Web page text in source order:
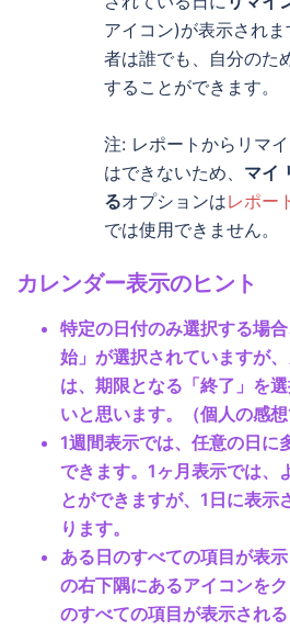
アイコン)が表示され
者は誰でも、自分のた
することができます。
注: レポートからリマ
はできないため、 マイ
るオプションはレポー
では使用できません。
カレンダー表示のヒント
特定の日付のみ選択する場
始」が選択されていますが
は、期限となる「終了」を
いと思います。（個人の感想
1週間表示では、任意の日に
できます。1ヶ月表示では、
とができますが、1日に表示
ります。
ある日のすべての項目が表
の右下隅にあるアイコンを
のすべての項目が表示され